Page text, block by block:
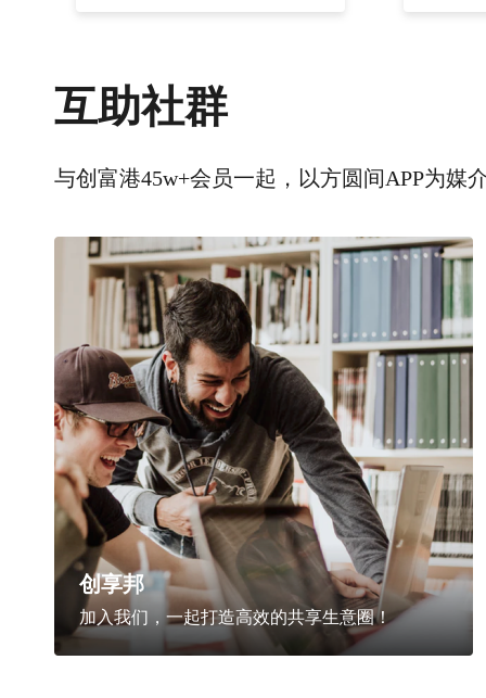
互助社群
与创富港45w+会员一起，以方圆间APP为媒
创享邦
加入我们，一起打造高效的共享生意圈！